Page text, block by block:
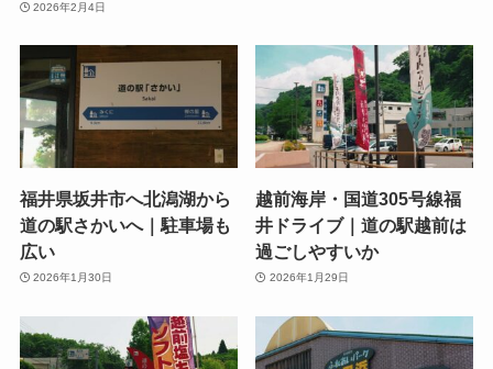
2026年2月4日
福井県坂井市へ北潟湖から
道の駅さかいへ｜駐車場も
広い
2026年1月30日
越前海岸・国道305号線福
井ドライブ｜道の駅越前は
過ごしやすいか
2026年1月29日